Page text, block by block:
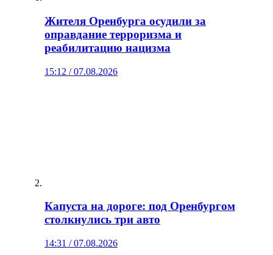
Жителя Оренбурга осудили за
оправдание терроризма и
реабилитацию нацизма
15:12 / 07.08.2026
Капуста на дороге: под Оренбургом
столкнулись три авто
14:31 / 07.08.2026